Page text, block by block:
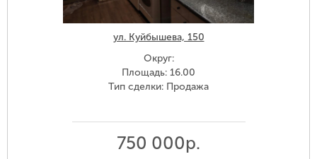
ул. Куйбышева, 150
Округ:
Площадь: 16.00
Тип сделки: Продажа
750 000р.